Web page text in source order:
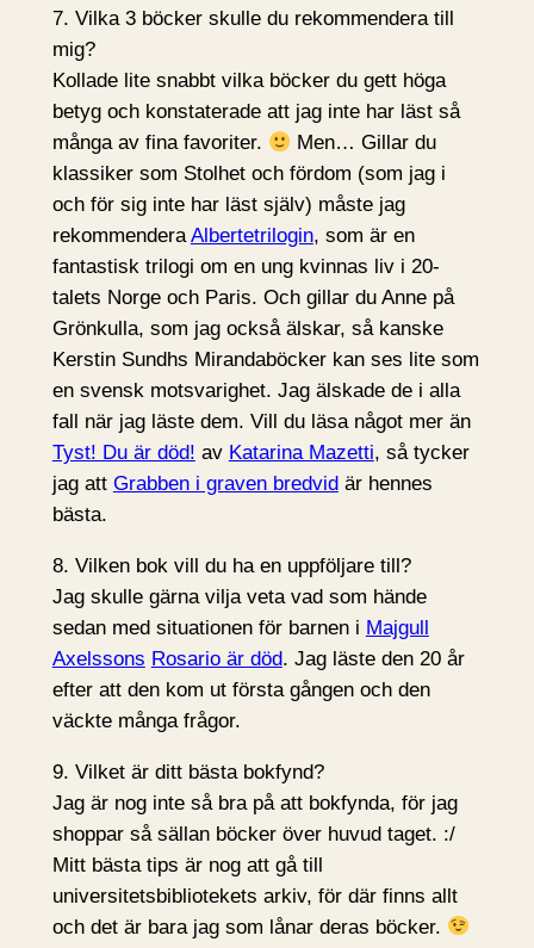
7. Vilka 3 böcker skulle du rekommendera till
mig?
Kollade lite snabbt vilka böcker du gett höga
betyg och konstaterade att jag inte har läst så
många av fina favoriter.
Men… Gillar du
klassiker som Stolhet och fördom (som jag i
och för sig inte har läst själv) måste jag
rekommenderaAlbertetrilogin, som är en
fantastisk trilogi om en ung kvinnas liv i 20-
talets Norge och Paris. Och gillar du Anne på
Grönkulla, som jag också älskar, så kanske
Kerstin Sundhs Mirandaböcker kan ses lite som
en svensk motsvarighet. Jag älskade de i alla
fall när jag läste dem. Vill du läsa något mer än
Tyst! Du är död! av Katarina Mazetti, så tycker
jag att Grabben i graven bredvid är hennes
bästa.
8. Vilken bok vill du ha en uppföljare till?
Jag skulle gärna vilja veta vad som hände
sedan med situationen för barnen i Majgull
Axelssons Rosario är död. Jag läste den 20 år
efter att den kom ut första gången och den
väckte många frågor.
9. Vilket är ditt bästa bokfynd?
Jag är nog inte så bra på att bokfynda, för jag
shoppar så sällan böcker över huvud taget. :/
Mitt bästa tips är nog att gå till
universitetsbibliotekets arkiv, för där finns allt
och det är bara jag som lånar deras böcker.